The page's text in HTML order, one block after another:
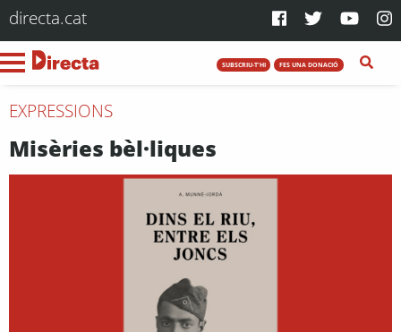
directa.cat
SUBSCRIU-T'HI FES UNA DONACIÓ
EXPRESSIONS
Misèries bèl·liques